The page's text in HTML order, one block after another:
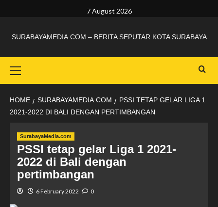
7 August 2026
SURABAYAMEDIA.COM – BERITA SEPUTAR KOTA SURABAYA
HOME SURABAYAMEDIA.COM
PSSI TETAP GELAR LIGA 1
2021-2022 DI BALI DENGAN PERTIMBANGAN
SurabayaMedia.com
PSSI tetap gelar Liga 1 2021-
2022 di Bali dengan
pertimbangan
6 February 2022 0